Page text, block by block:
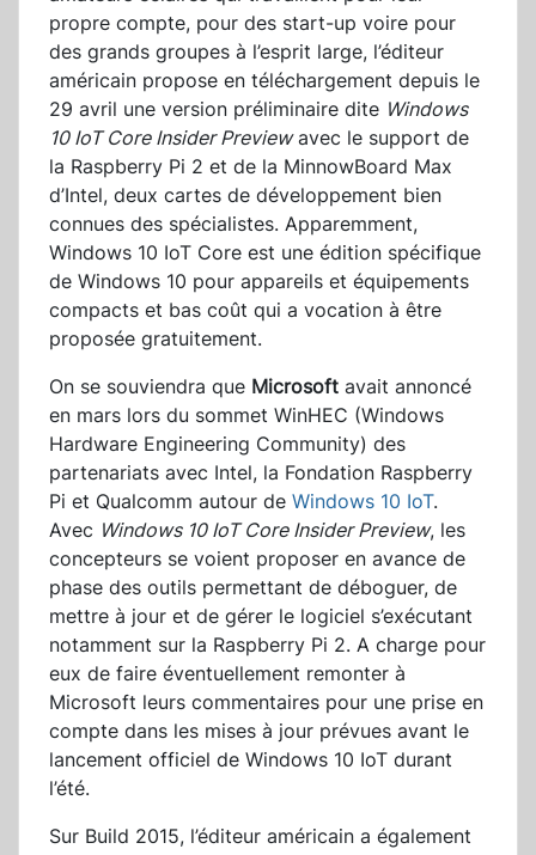
propre compte, pour des start-up voire pour
des grands groupes à l’esprit large, l’éditeur
américain propose en téléchargement depuis le
29 avril une version préliminaire dite Windows
10 IoT Core Insider Previewavec le support de
la Raspberry Pi 2 et de la MinnowBoard Max
d’Intel, deux cartes de développement bien
connues des spécialistes. Apparemment,
Windows 10 IoT Core est une édition spécifique
de Windows 10 pour appareils et équipements
compacts et bas coût qui a vocation à être
proposée gratuitement.
On se souviendra que Microsoft avait annoncé
en mars lors du sommet WinHEC (Windows
Hardware Engineering Community) des
partenariats avec Intel, la Fondation Raspberry
Pi et Qualcomm autour de Windows 10 IoT.
Avec Windows 10 IoT Core Insider Preview, les
concepteurs se voient proposer en avance de
phase des outils permettant de déboguer, de
mettre à jour et de gérer le logiciel s’exécutant
notamment sur la Raspberry Pi 2. A charge pour
eux de faire éventuellement remonter à
Microsoft leurs commentaires pour une prise en
compte dans les mises à jour prévues avant le
lancement officiel de Windows 10 IoT durant
l’été.
Sur Build 2015, l’éditeur américain a également